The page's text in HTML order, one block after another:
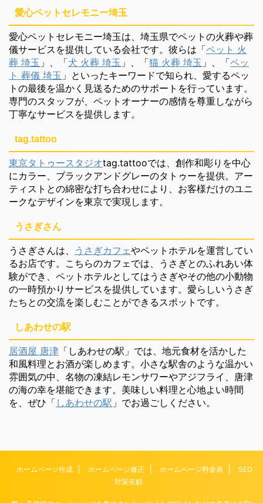
愛心ペットセレモニー埼玉
愛心ペットセレモニー埼玉は、埼玉県でペットの火葬や葬
儀サービスを提供している会社です。彼らは「ペット 火
葬 埼玉 」、「犬 火葬 埼玉 」、「猫 火葬 埼玉 」、「ペッ
ト 葬儀 埼玉 」といったキーワードで知られ、愛するペッ
トの最後を温かく見送るためのサポートを行っています。
専門のスタッフが、ペットオーナーの感情を尊重しながら
丁寧なサービスを提供します。
tag.tattoo
東京タトゥースタジオtag.tattooでは、創作和彫りを中心
にカラー、ブラックアンドグレーのタトゥーを提供。アー
ティストとの綿密な打ち合わせにより、お客様だけのユニ
ークなデザインを東京で実現します。
うさぎさん
うさぎさんは、 うさぎカフェやペットホテルを運営してい
るお店です。こちらのカフェでは、うさぎとのふれあい体
験ができ、ペットホテルとしてはうさぎやその他の小動物
の一時預かりサービスを提供しています。愛らしいうさぎ
たちとの交流を楽しむことができるスポットです。
しあわせの駅
居酒屋 唐津 「しあわせの駅」では、地元食材を活かした
和風料理とお酒が楽しめます。小さな駅舎のような温かい
雰囲気の中、名物の凍結レモンサワーやアジフライ、唐津
の海の幸を堪能できます。美味しい料理と心地よい時間
を、ぜひ「 しあわせの駅 」でお過ごしください。
ホームページ作成 ホームページ修正 ホームページ料金表
SEO
対策依頼